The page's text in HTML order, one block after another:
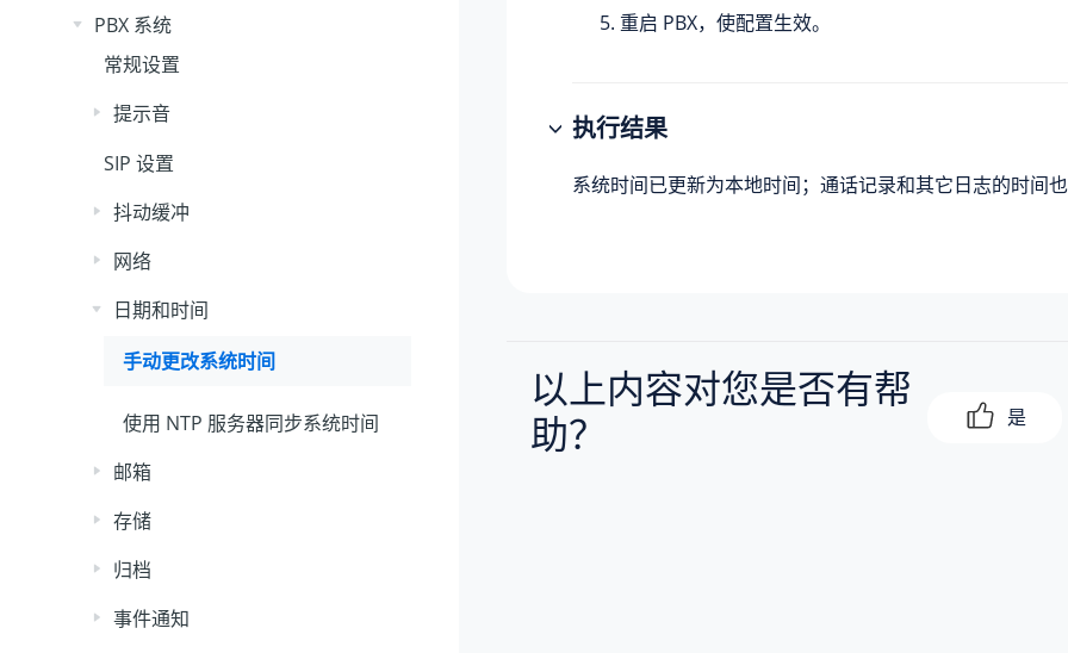
PBX 系统
常规设置
提示音
SIP 设置
抖动缓冲
网络
日期和时间
手动更改系统时间
使用 NTP 服务器同步系统时间
邮箱
存储
归档
事件通知
重启 PBX，使配置生效。
执行结果
系统时间已更新为本地时间；通话记录和其它日志的时间
以上内容对您是否有帮
助？
是